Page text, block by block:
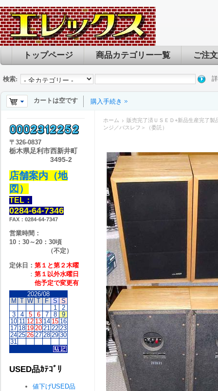
トップページ 商品カテゴリー一覧 ご注
検索:
カートは空です 購入手続き
ホーム
販売完了済ＵＳＥＤ+新品生産完了製
ンジ／バスレフ＞（委託）
〒 326-0837
栃木県足利市西新井町
3495-2
店舗案内（地
図）
TEL：
0284-64-7346
FAX：0284-64-7347
営業時間：
10：30～20：30頃
（不定）
定休日： 第１と第２木曜
： 第１以外水曜日
他予定で変更有
2026/08
M T W T F S S
1
2
3
4 5 6 7 8
9
10 11 12 13 14 15 16
17 18 19 20 21 22 23
24 25 26 27 28 29 30
31
USED品ｶﾃｺﾞﾘ
値下げUSED品